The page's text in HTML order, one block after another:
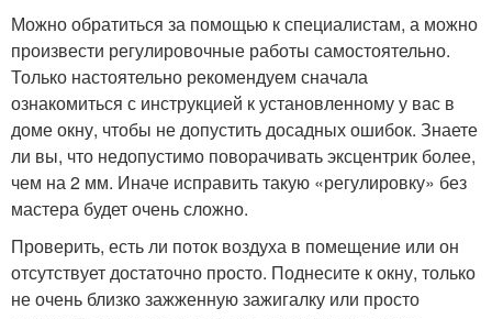
Можно обратиться за помощью к специалистам, а можно
произвести регулировочные работы самостоятельно.
Только настоятельно рекомендуем сначала
ознакомиться с инструкцией к установленному у вас в
доме окну, чтобы не допустить досадных ошибок. Знаете
ли вы, что недопустимо поворачивать эксцентрик более,
чем на 2 мм. Иначе исправить такую «регулировку» без
мастера будет очень сложно.
Проверить, есть ли поток воздуха в помещение или он
отсутствует достаточно просто. Поднесите к окну, только
не очень близко зажженную зажигалку или просто